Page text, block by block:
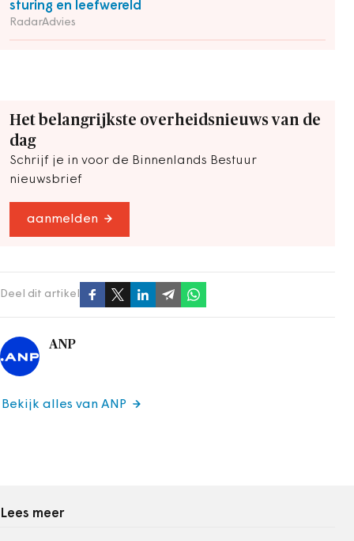
sturing en leefwereld
RadarAdvies
Het belangrijkste overheidsnieuws van de
dag
Schrijf je in voor de Binnenlands Bestuur
nieuwsbrief
aanmelden
Deel dit artikel
ANP
Bekijk alles van ANP
Lees meer